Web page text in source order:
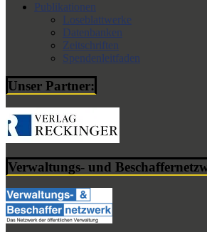
Publikationen
Loseblattwerke
Datenbanken
Zeitschriften
Spendenleitfaden
Unser Partner:
Verwaltungs- und